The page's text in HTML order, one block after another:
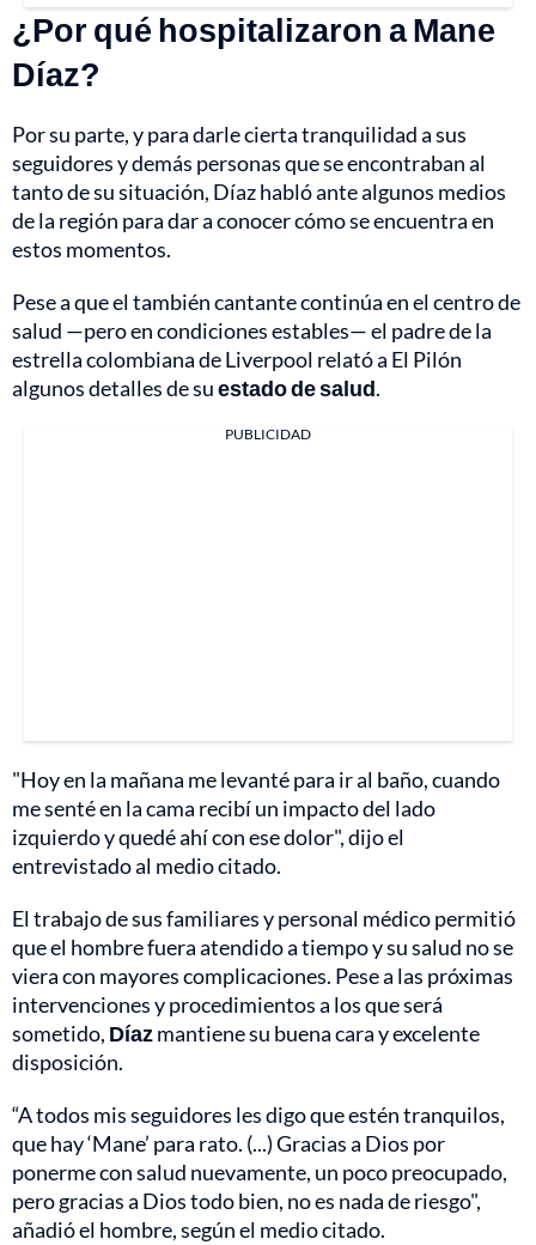
¿Por qué hospitalizaron a Mane
Díaz?
Por su parte, y para darle cierta tranquilidad a sus
seguidores y demás personas que se encontraban al
tanto de su situación, Díaz habló ante algunos medios
de la región para dar a conocer cómo se encuentra en
estos momentos.
Pese a que el también cantante continúa en el centro de
salud —pero en condiciones estables— el padre de la
estrella colombiana de Liverpool relató a El Pilón
algunos detalles de suestado de salud.
PUBLICIDAD
"Hoy en la mañana me levanté para ir al baño, cuando
me senté en la cama recibí un impacto del lado
izquierdo y quedé ahí con ese dolor", dijo el
entrevistado al medio citado.
El trabajo de sus familiares y personal médico permitió
que el hombre fuera atendido a tiempo y su salud no se
viera con mayores complicaciones. Pese a las próximas
intervenciones y procedimientos a los que será
sometido, Díazmantiene su buena cara y excelente
disposición.
“A todos mis seguidores les digo que estén tranquilos,
que hay ‘Mane’ para rato. (...) Gracias a Dios por
ponerme con salud nuevamente, un poco preocupado,
pero gracias a Dios todo bien, no es nada de riesgo",
añadió el hombre, según el medio citado.